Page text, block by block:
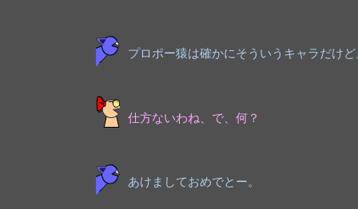
プロポー猿は確かにそういうキャラだけ
仕方ないわね、で、何？
あけましておめでとー。